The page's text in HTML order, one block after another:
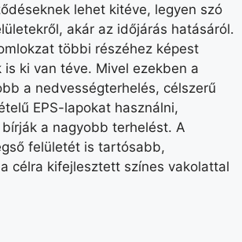
lehet kitéve, legyen szó
akár az időjárás hatásáról.
többi részéhez képest
is ki van téve. Mivel ezekben a
a nedvességterhelés, célszerű
EPS-lapokat használni,
a nagyobb terhelést. A
felületét is tartósabb,
célra kifejlesztett színes vakolattal